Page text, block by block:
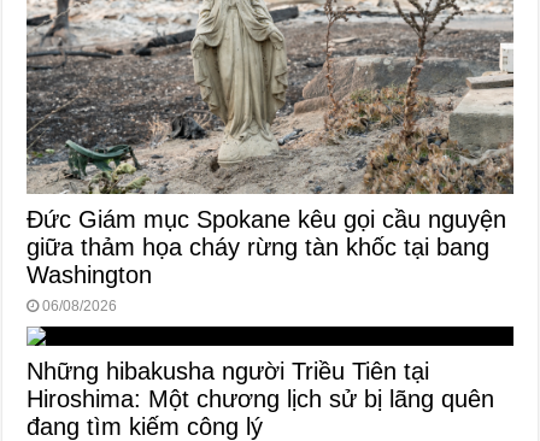
Đức Giám mục Spokane kêu gọi cầu nguyện
giữa thảm họa cháy rừng tàn khốc tại bang
Washington
06/08/2026
Những hibakusha người Triều Tiên tại
Hiroshima: Một chương lịch sử bị lãng quên
đang tìm kiếm công lý